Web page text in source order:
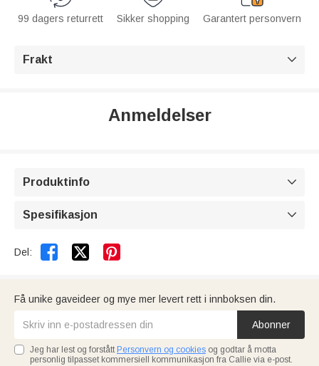
99 dagers returrett Sikker shopping Garantert personvern
Frakt 
Anmeldelser
Produktinfo 
Spesifikasjon 
Del:  
Få unike gaveideer og mye mer levert rett i innboksen din.
Abonner
Jeg har lest og forstått Personvern og cookies og godtar å motta
personlig tilpasset kommersiell kommunikasjon fra Callie via e-post.